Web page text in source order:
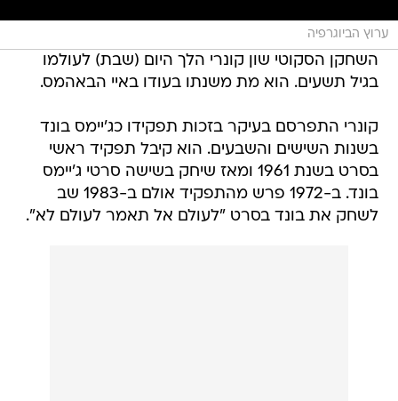
ערוץ הביוגרפיה
השחקן הסקוטי שון קונרי הלך היום (שבת) לעולמו
בגיל תשעים. הוא מת משנתו בעודו באיי הבאהמס.
קונרי התפרסם בעיקר בזכות תפקידו כג'יימס בונד
בשנות השישים והשבעים. הוא קיבל תפקיד ראשי
בסרט בשנת 1961 ומאז שיחק בשישה סרטי ג'יימס
בונד. ב-1972 פרש מהתפקיד אולם ב-1983 שב
לשחק את בונד בסרט "לעולם אל תאמר לעולם לא".